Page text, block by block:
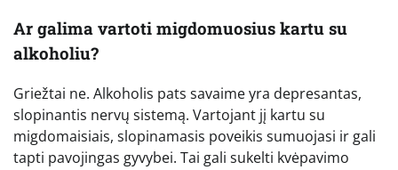
Ar galima vartoti migdomuosius kartu su
alkoholiu?
Griežtai ne. Alkoholis pats savaime yra depresantas,
slopinantis nervų sistemą. Vartojant jį kartu su
migdomaisiais, slopinamasis poveikis sumuojasi ir gali
tapti pavojingas gyvybei. Tai gali sukelti kvėpavimo